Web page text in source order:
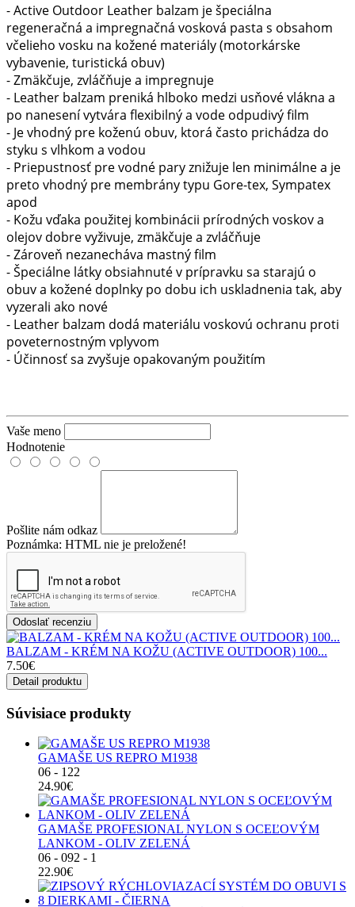
- Active Outdoor Leather balzam je špeciálna
regeneračná a impregnačná vosková pasta s obsahom
včelieho vosku na kožené materiály (motorkárske
vybavenie, turistická obuv)
- Zmäkčuje, zvláčňuje a impregnuje
- Leather balzam preniká hlboko medzi usňové vlákna a
po nanesení vytvára flexibilný a vode odpudivý film
- Je vhodný pre koženú obuv, ktorá často prichádza do
styku s vlhkom a vodou
- Priepustnosť pre vodné pary znižuje len minimálne a je
preto vhodný pre membrány typu Gore-tex, Sympatex
apod
- Kožu vďaka použitej kombinácii prírodných voskov a
olejov dobre vyživuje, zmäkčuje a zvláčňuje
- Zároveň nezanecháva mastný film
- Špeciálne látky obsiahnuté v prípravku sa starajú o
obuv a kožené doplnky po dobu ich uskladnenia tak, aby
vyzerali ako nové
- Leather balzam dodá materiálu voskovú ochranu proti
poveternostným vplyvom
- Účinnosť sa zvyšuje opakovaným použitím
Vaše meno
Hodnotenie
Pošlite nám odkaz
Poznámka: HTML nie je preložené!
Odoslať recenziu
BALZAM - KRÉM NA KOŽU (ACTIVE OUTDOOR) 100...
7.50€
Detail produktu
Súvisiace produkty
GAMAŠE US REPRO M1938
06 - 122
24.90€
GAMAŠE PROFESIONAL NYLON S OCEĽOVÝM
LANKOM - OLIV ZELENÁ
06 - 092 - 1
22.90€